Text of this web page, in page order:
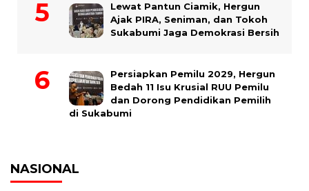
Lewat Pantun Ciamik, Hergun
Ajak PIRA, Seniman, dan Tokoh
Sukabumi Jaga Demokrasi Bersih
Persiapkan Pemilu 2029, Hergun
Bedah 11 Isu Krusial RUU Pemilu
dan Dorong Pendidikan Pemilih
di Sukabumi
NASIONAL